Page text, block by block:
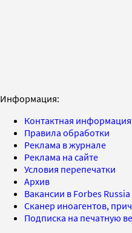
Информация:
Контактная информация
Правила обработки
Реклама в журнале
Реклама на сайте
Условия перепечатки
Архив
Вакансии в Forbes Russia
Сканер иноагентов,
Подписка на печатную